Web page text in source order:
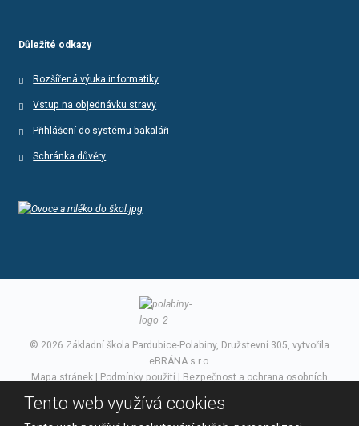
Důležité odkazy
Rozšířená výuka informatiky
Vstup na objednávku stravy
Přihlášení do systému bakaláři
Schránka důvěry
© 2026 Základní škola Pardubice-Polabiny, Družstevní 305, vytvořila
eBRÁNA s.r.o.
Mapa stránek
Podmínky použití
Bezpečnost a ochrana osobních
Tento web využívá cookies